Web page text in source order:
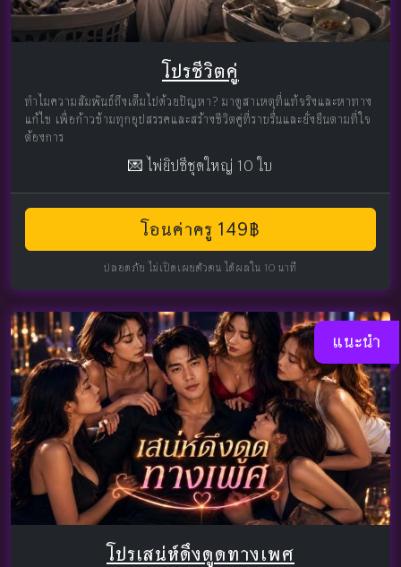
โปรชีวิตคู่
ทำไมความสัมพันธ์ถึงเต็มไปด้วยปัญหา? มาดูสาเหตุที่แท้จริงและหาทาง
แก้ไข เพื่อก้าวข้ามทุกอุปสรรคและสร้างชีวิตคู่ที่ราบรื่นและยั่งยืนตามที่ใจ
ต้องการ
💌 ไพ่ยิปซีชุดใหญ่ 10 ใบ
โอนค่าครู 149฿
ปลอดภัย ไม่เปิดเผยตัวตน ได้ผลใน 10 นาที
แนะนำ
โปรเสน่ห์ดึงดูดทางเพศ